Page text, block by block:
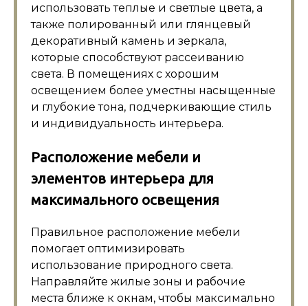
использовать теплые и светлые цвета, а
также полированный или глянцевый
декоративный камень и зеркала,
которые способствуют рассеиванию
света. В помещениях с хорошим
освещением более уместны насыщенные
и глубокие тона, подчеркивающие стиль
и индивидуальность интерьера.
Расположение мебели и
элементов интерьера для
максимального освещения
Правильное расположение мебели
помогает оптимизировать
использование природного света.
Направляйте жилые зоны и рабочие
места ближе к окнам, чтобы максимально